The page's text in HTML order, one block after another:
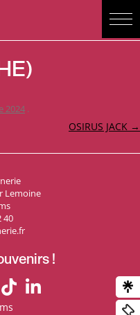
2024 .
OSIRUS JACK →
Lemoine
40
!